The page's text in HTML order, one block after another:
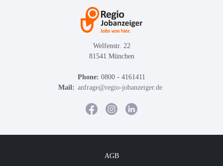
Welfenstr. 22
81541 München
Phone: 0800 - 4161411
Mail: anfrage@regio-jobanzeiger.de
AGB